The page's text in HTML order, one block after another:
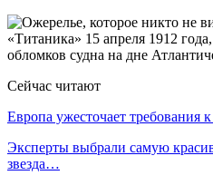
Сейчас читают
Европа ужесточает требования
Эксперты выбрали самую
звезда…